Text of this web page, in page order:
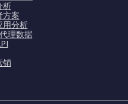
析
方案
用分析
理数据
销